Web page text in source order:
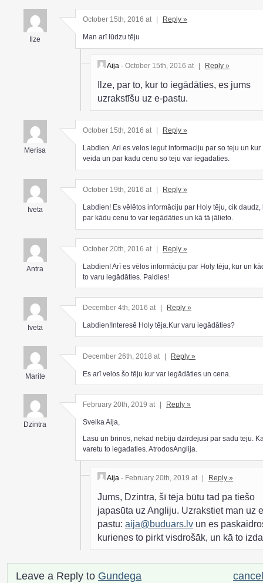
Ilze
October 15th, 2016 at Reply »
Man arī lūdzu tēju
Aija - October 15th, 2016 at | Reply »
Ilze, par to, kur to iegādāties, es jums
uzrakstīšu uz e-pastu.
Merisa
October 15th, 2016 at Reply »
Labdien. Ari es velos iegut informaciju par so teju un kur
veida un par kadu cenu so teju var iegadaties.
Iveta
October 19th, 2016 at Reply »
Labdien! Es vēlētos informāciju par Holy tēju, cik daudz,
par kādu cenu to var iegādāties un kā tā jālieto.
Antra
October 20th, 2016 at | Reply »
Labdien! Arī es vēlos informāciju par Holy tēju, kur un
to varu iegādāties. Paldies!
Iveta
December 4th, 2016 at Reply »
Labdien!Interesē Holy tēja.Kur varu iegādāties?
Marite
December 26th, 2018 at | Reply »
Es arī velos šo tēju kur var iegādāties un cena.
Dzintra
February 20th, 2019 at Reply »
Sveika Aija,
Lasu un brinos, nekad nebiju dzirdejusi par sadu teju.
varetu to iegadaties. AtrodosAnglija.
Aija - February 20th, 2019 at | Reply »
Jums, Dzintra, šī tēja būtu tad pa tiešo
japasūta uz Angliju. Uzrakstiet man uz
pastu: aija@buduars.lv un es
kurienes to pirkt visdrošāk, un kā to
Leave a Reply to Gundega